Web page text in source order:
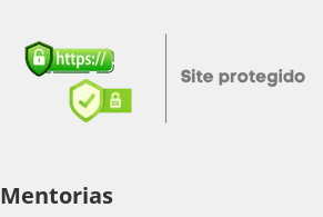
Mentorias